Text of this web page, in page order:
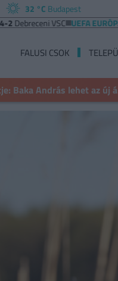
32 °C Budapest
VSC UEFA EURÓPA LIGA
FALUSI CSOK
Baka András lehet az új